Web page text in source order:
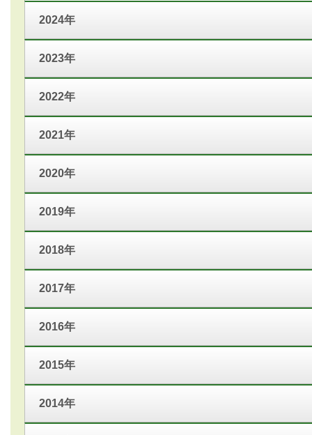
2024年
2023年
2022年
2021年
2020年
2019年
2018年
2017年
2016年
2015年
2014年